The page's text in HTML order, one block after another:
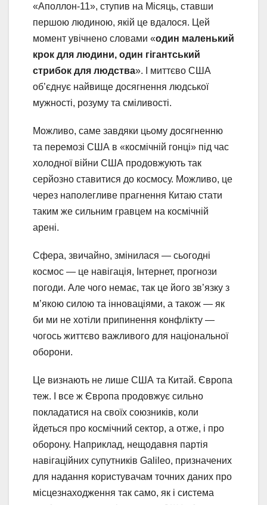
«Аполлон-11», ступив на Місяць, ставши
першою людиною, якій це вдалося. Цей
момент увічнено словами «один маленький
крок для людини, один гігантський
стрибок для людства». І миттєво США
об’єднує найвище досягнення людської
мужності, розуму та сміливості.
Можливо, саме завдяки цьому досягненню
та перемозі США в «космічній гонці» під час
холодної війни США продовжують так
серйозно ставитися до космосу. Можливо, це
через наполегливе прагнення Китаю стати
таким же сильним гравцем на космічній
арені.
Сфера, звичайно, змінилася — сьогодні
космос — це навігація, Інтернет, прогнози
погоди. Але чого немає, так це його зв’язку з
м’якою силою та інноваціями, а також — як
би ми не хотіли припинення конфлікту —
чогось життєво важливого для національної
оборони.
Це визнають не лише США та Китай. Європа
теж. І все ж Європа продовжує сильно
покладатися на своїх союзників, коли
йдеться про космічний сектор, а отже, і про
оборону. Наприклад, нещодавня партія
навігаційних супутників Galileo, призначених
для надання користувачам точних даних про
місцезнаходження так само, як і система